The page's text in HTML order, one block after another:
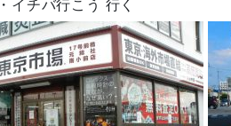
イチバ行こう 行く